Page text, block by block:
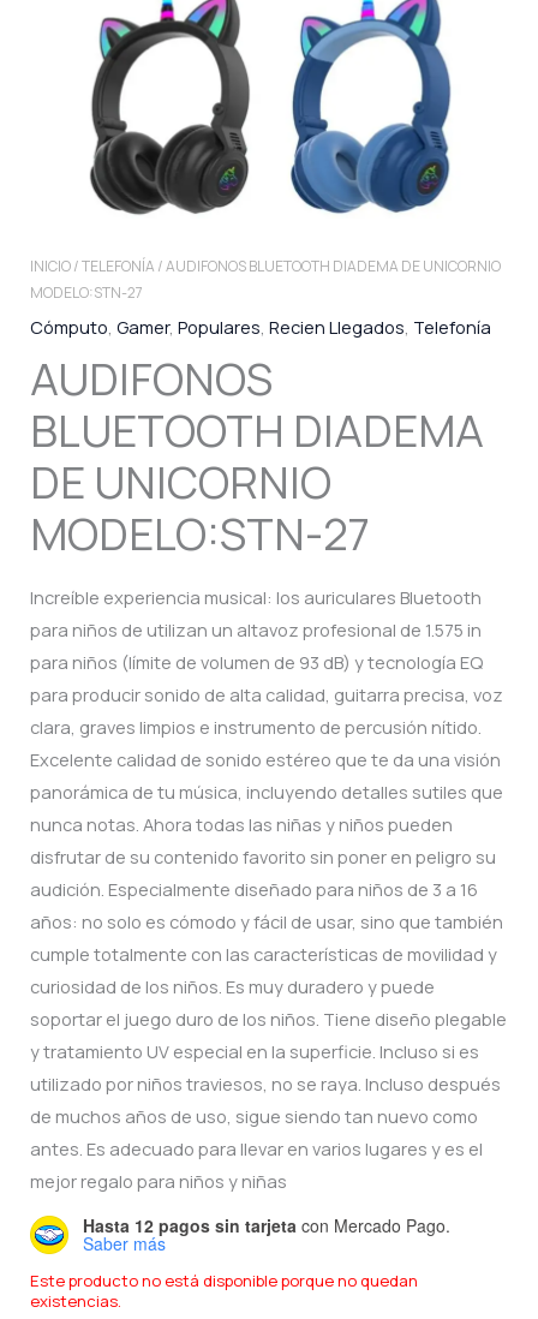
INICIO/TELEFONÍA / AUDIFONOS BLUETOOTH DIADEMA DE UNICORNIO
MODELO:STN-27
Cómputo, Gamer, Populares, Recien Llegados, Telefonía
AUDIFONOS
BLUETOOTH DIADEMA
DE UNICORNIO
MODELO:STN-27
Increíble experiencia musical: los auriculares Bluetooth
para niños de utilizan un altavoz profesional de 1.575 in
para niños (límite de volumen de 93 dB) y tecnología EQ
para producir sonido de alta calidad, guitarra precisa, voz
clara, graves limpios e instrumento de percusión nítido.
Excelente calidad de sonido estéreo que te da una visión
panorámica de tu música, incluyendo detalles sutiles que
nunca notas. Ahora todas las niñas y niños pueden
disfrutar de su contenido favorito sin poner en peligro su
audición. Especialmente diseñado para niños de 3 a 16
años: no solo es cómodo y fácil de usar, sino que también
cumple totalmente con las características de movilidad y
curiosidad de los niños. Es muy duradero y puede
soportar el juego duro de los niños. Tiene diseño plegable
y tratamiento UV especial en la superficie. Incluso si es
utilizado por niños traviesos, no se raya. Incluso después
de muchos años de uso, sigue siendo tan nuevo como
antes. Es adecuado para llevar en varios lugares y es el
mejor regalo para niños y niñas
Hasta 12 pagos sin tarjeta con Mercado Pago.
Saber más
Este producto no está disponible porque no quedan
existencias.